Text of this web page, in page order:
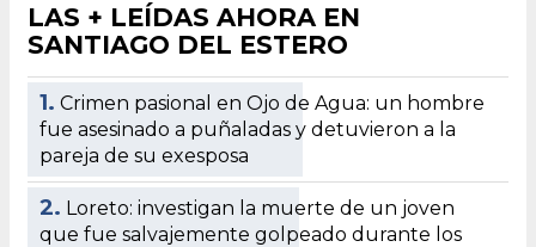
LAS + LEÍDAS AHORA EN
SANTIAGO DEL ESTERO
1. Crimen pasional en Ojo de Agua: un hombre
fue asesinado a puñaladas y detuvieron a la
pareja de su exesposa
2. Loreto: investigan la muerte de un joven
que fue salvajemente golpeado durante los